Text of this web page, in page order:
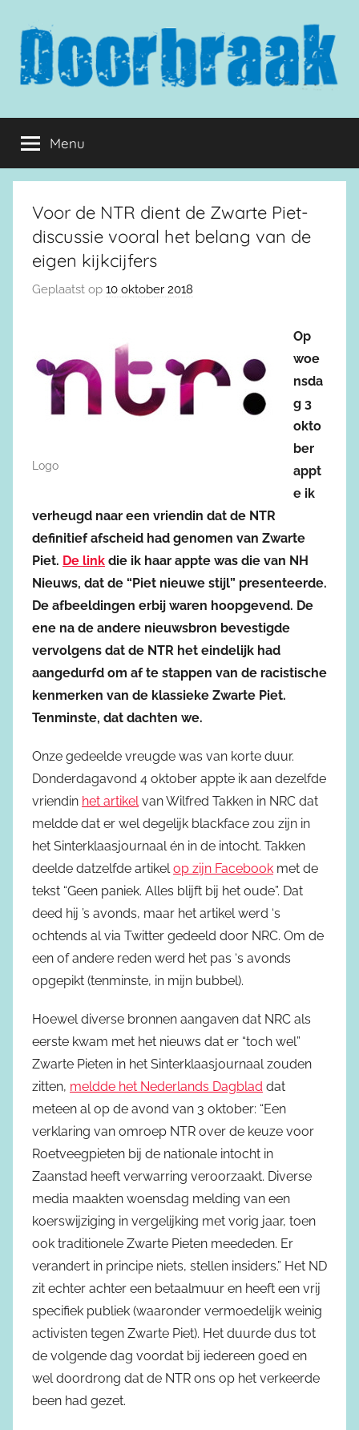
inhoud
springen
Doorbraak.eu
Menu
Voor de NTR dient de Zwarte Piet-
discussie vooral het belang van de
eigen kijkcijfers
Geplaatst op 10 oktober 2018
Logo
Op
woe
nsda
g 3
okto
ber
appt
e ik
verheugd naar een vriendin dat de NTR
definitief afscheid had genomen van Zwarte
Piet. De link die ik haar appte was die van NH
Nieuws, dat de “Piet nieuwe stijl” presenteerde.
De afbeeldingen erbij waren hoopgevend. De
ene na de andere nieuwsbron bevestigde
vervolgens dat de NTR het eindelijk had
aangedurfd om af te stappen van de racistische
kenmerken van de klassieke Zwarte Piet.
Tenminste, dat dachten we.
Onze gedeelde vreugde was van korte duur.
Donderdagavond 4 oktober appte ik aan dezelfde
vriendin het artikel van Wilfred Takken in NRC dat
meldde dat er wel degelijk blackface zou zijn in
het Sinterklaasjournaal én in de intocht. Takken
deelde datzelfde artikel op zijn Facebook met de
tekst “Geen paniek. Alles blijft bij het oude”. Dat
deed hij ’s avonds, maar het artikel werd ‘s
ochtends al via Twitter gedeeld door NRC. Om de
een of andere reden werd het pas ‘s avonds
opgepikt (tenminste, in mijn bubbel).
Hoewel diverse bronnen aangaven dat NRC als
eerste kwam met het nieuws dat er “toch wel”
Zwarte Pieten in het Sinterklaasjournaal zouden
zitten, meldde het Nederlands Dagblad dat
meteen al op de avond van 3 oktober: “Een
verklaring van omroep NTR over de keuze voor
Roetveegpieten bij de nationale intocht in
Zaanstad heeft verwarring veroorzaakt. Diverse
media maakten woensdag melding van een
koerswijziging in vergelijking met vorig jaar, toen
ook traditionele Zwarte Pieten meededen. Er
verandert in principe niets, stellen insiders.” Het ND
zit echter achter een betaalmuur en heeft een vrij
specifiek publiek (waaronder vermoedelijk weinig
activisten tegen Zwarte Piet). Het duurde dus tot
de volgende dag voordat bij iedereen goed en
wel doordrong dat de NTR ons op het verkeerde
been had gezet.